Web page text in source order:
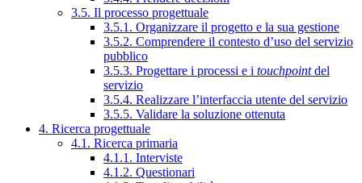
3.5. Il processo progettuale
3.5.1. Organizzare il progetto e la sua gestione
3.5.2. Comprendere il contesto d’uso del servizio
pubblico
3.5.3. Progettare i processi e i touchpointdel
servizio
3.5.4. Realizzare l’interfaccia utente del servizio
3.5.5. Validare la soluzione ottenuta
4. Ricerca progettuale
4.1. Ricerca primaria
4.1.1. Interviste
4.1.2. Questionari